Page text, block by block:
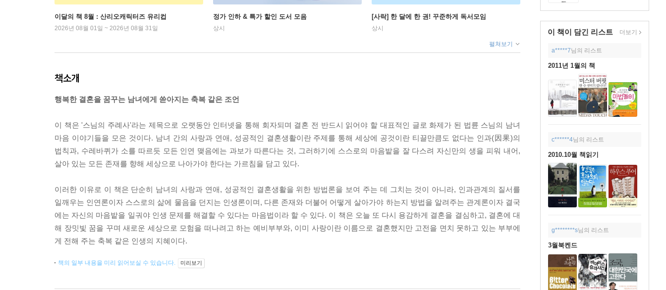
이 책이 담긴 리스트 더보기
a*****7님의 리스트
2011년 1월의 책
c******4님의 리스트
2010.10월 책읽기
g********s님의 리스트
3월북켄드
이달의 책 8월 : 산리오캐릭터즈 유리컵
2026년 08월 01일 ~ 2026년 08월 31일
정가 인하 & 특가 할인 도서 모음
상시
[사락] 한 달에 한 권! 꾸준하게 독서모임
상시
펼쳐보기
책소개
행복한 결혼을 꿈꾸는 남녀에게 쏟아지는 축복 같은 조언
이 책은 '스님의 주례사'라는 제목으로 오랫동안 인터넷을 통해 회자되며 결혼 전 반드시 읽어야 할 대표적인 글로 화제가 된 법륜 스님의 남녀
마음 이야기들을 모은 것이다. 남녀 간의 사랑과 연애, 성공적인 결혼생활이란 주제를 통해 세상에 공것이란 티끌만큼도 없다는 인과(因果)의
법칙과, 수레바퀴가 소를 따르듯 모든 인연 맺음에는 과보가 따른다는 것, 그러하기에 스스로의 마음밭을 잘 다스려 자신만의 생을 피워 내어,
살아 있는 모든 존재를 향해 세상으로 나아가야 한다는 가르침을 담고 있다.
이러한 이유로 이 책은 단순히 남녀의 사랑과 연애, 성공적인 결혼생활을 위한 방법론을 보여 주는 데 그치는 것이 아니라, 인과관계의 질서를
일깨우는 인연론이자 스스로의 삶에 물음을 던지는 인생론이며, 다른 존재와 더불어 어떻게 살아가야 하는지 방법을 알려주는 관계론이자 결국
에는 자신의 마음밭을 일궈야 인생 문제를 해결할 수 있다는 마음법이라 할 수 있다. 이 책은 오늘 또 다시 용감하게 결혼을 결심하고, 결혼에 대
해 장밋빛 꿈을 꾸며 새로운 세상으로 모험을 떠나려고 하는 예비부부와, 이미 사랑이란 이름으로 결혼했지만 고전을 면치 못하고 있는 부부에
게 전해 주는 축복 같은 인생의 지혜이다.
책의 일부 내용을 미리 읽어보실 수 있습니다. 미리보기